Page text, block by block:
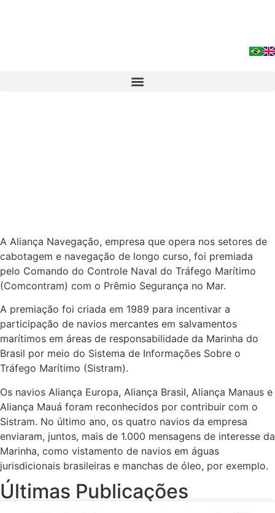
A Aliança Navegação, empresa que opera nos setores de
cabotagem e navegação de longo curso, foi premiada
pelo Comando do Controle Naval do Tráfego Marítimo
(Comcontram) com o Prêmio Segurança no Mar.
A premiação foi criada em 1989 para incentivar a
participação de navios mercantes em salvamentos
marítimos em áreas de responsabilidade da Marinha do
Brasil por meio do Sistema de Informações Sobre o
Tráfego Marítimo (Sistram).
Os navios Aliança Europa, Aliança Brasil, Aliança Manaus e
Aliança Mauá foram reconhecidos por contribuir com o
Sistram. No último ano, os quatro navios da empresa
enviaram, juntos, mais de 1.000 mensagens de interesse da
Marinha, como vistamento de navios em águas
jurisdicionais brasileiras e manchas de óleo, por exemplo.
Últimas Publicações